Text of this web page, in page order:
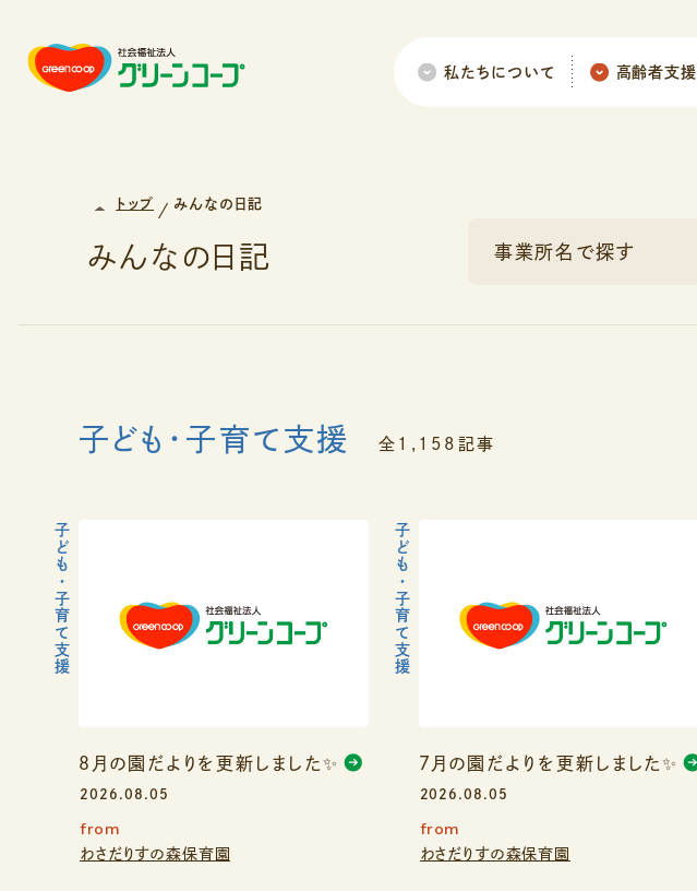
私たちについて 高齢者支援
トップ みんなの日記
みんなの日記 事業所名で探す
子ども・子育て支援 全1,158記事
８月の園だよりを更新しました✨
2026.08.05
from
わさだりすの森保育園
子ども・子育て支援
７月の園だよりを更新しました✨
2026.08.05
from
わさだりすの森保育園
子ども・子育て支援